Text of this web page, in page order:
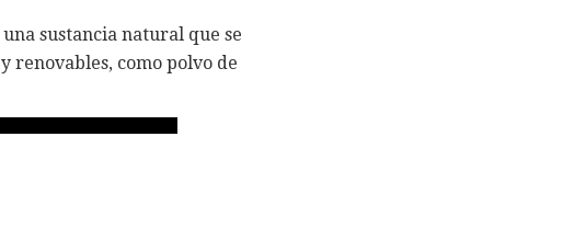
sustancia natural que se
renovables, como polvo de